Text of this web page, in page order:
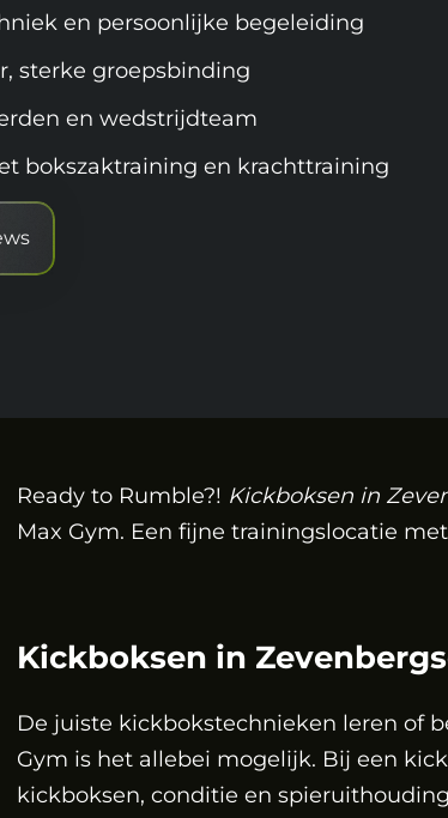
en persoonlijke begeleiding
sterke groepsbinding
en wedstrijdteam
bokszaktraining en krachttraining
Ready to Rumble?! Kickboksen in
Max Gym. Een fijne trainingslocatie
Kickboksen in
De juiste kickbokstechnieken leren of
Gym is het allebei mogelijk. Bij een
kickboksen, conditie en